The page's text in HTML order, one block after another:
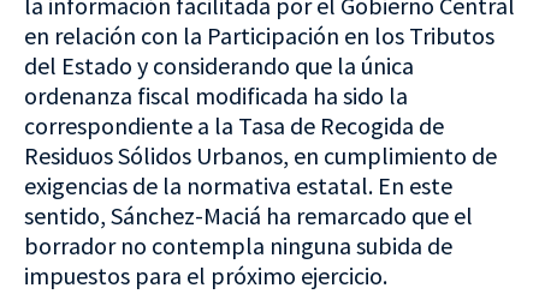
en relación con la Participación en los Tributos
del Estado y considerando que la única
ordenanza fiscal modificada ha sido la
correspondiente a la Tasa de Recogida de
Residuos Sólidos Urbanos, en cumplimiento de
exigencias de la normativa estatal. En este
sentido, Sánchez-Maciá ha remarcado que el
borrador no contempla ninguna subida de
impuestos para el próximo ejercicio.